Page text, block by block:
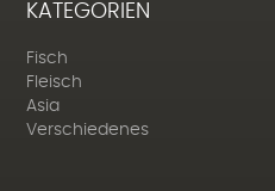
KATEGORIEN
Fisch
Fleisch
Asia
Verschiedenes